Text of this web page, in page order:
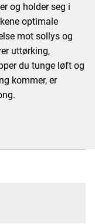
og holder seg i
optimale
mot sollys og
uttørking,
du tunge løft og
kommer, er